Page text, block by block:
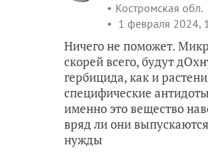
Костромская обл.
1 февраля 2024,
Ничего не поможет.
скорей всего, будут
гербицида, как и
специфические
именно это вещество
вряд ли они
нужды